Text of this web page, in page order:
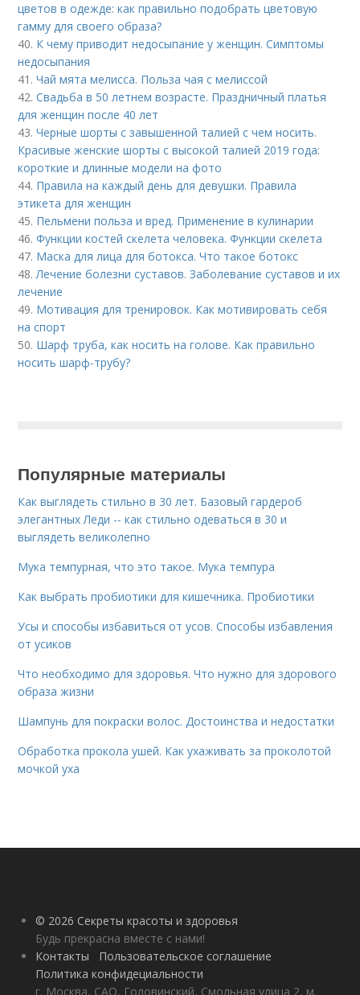
цветов в одежде: как правильно подобрать цветовую
гамму для своего образа?
40. К чему приводит недосыпание у женщин. Симптомы
недосыпания
41.Чай мята мелисса. Польза чая с мелиссой
42.Свадьба в 50 летнем возрасте. Праздничный платья
для женщин после 40 лет
43.Черные шорты с завышенной талией с чем носить.
Красивые женские шорты с высокой талией 2019 года:
короткие и длинные модели на фото
44. Правила на каждый день для девушки. Правила
этикета для женщин
45. Пельмени польза и вред. Применение в кулинарии
46.Функции костей скелета человека. Функции скелета
47. Маска для лица для ботокса. Что такое ботокс
48.Лечение болезни суставов. Заболевание суставов и их
лечение
49. Мотивация для тренировок. Как мотивировать себя
на спорт
50. Шарф труба, как носить на голове. Как правильно
носить шарф-трубу?
Популярные материалы
Как выглядеть стильно в 30 лет. Базовый гардероб
элегантных Леди -- как стильно одеваться в 30 и
выглядеть великолепно
Мука темпурная, что это такое. Мука темпура
Как выбрать пробиотики для кишечника. Пробиотики
Усы и способы избавиться от усов. Способы избавления
от усиков
Что необходимо для здоровья. Что нужно для здорового
образа жизни
Шампунь для покраски волос. Достоинства и недостатки
Обработка прокола ушей. Как ухаживать за проколотой
мочкой уха
© 2026 Секреты красоты и здоровья
Будь прекрасна вместе с нами!
Контакты
Пользовательское соглашение
Политика конфидециальности
г. Москва, САО, Головинский, Смольная улица 2, м.